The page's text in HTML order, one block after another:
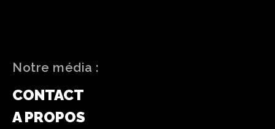
Notre média :
CONTACT
A PROPOS